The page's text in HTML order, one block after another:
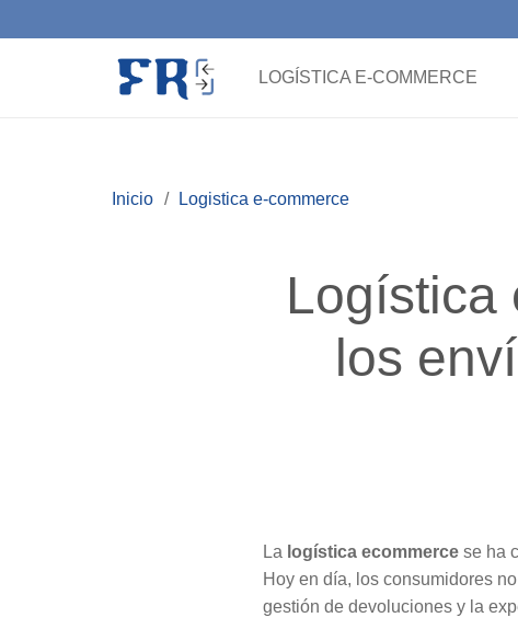
LOGÍSTICA E-COMMERCE
Inicio / Logistica e-commerce
Logística
los
La logística ecommerce se ha
Hoy en día, los consumidores
gestión de devoluciones y la